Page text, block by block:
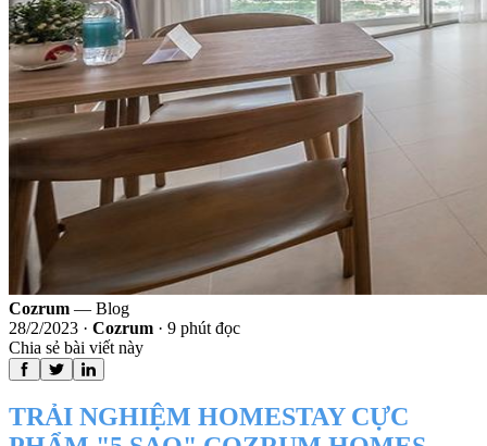
Cozrum — Blog
28/2/2023 · Cozrum · 9 phút đọc
Chia sẻ bài viết này
TRẢI NGHIỆM HOMESTAY CỰC